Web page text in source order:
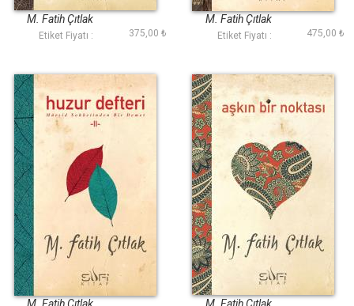
M. Fatih Çıtlak
Etiket Fiyatı : 375,00 ₺
M. Fatih Çıtlak
Etiket Fiyatı : 475,00 ₺
Huzur Defteri II Aşkın Bir Noktası